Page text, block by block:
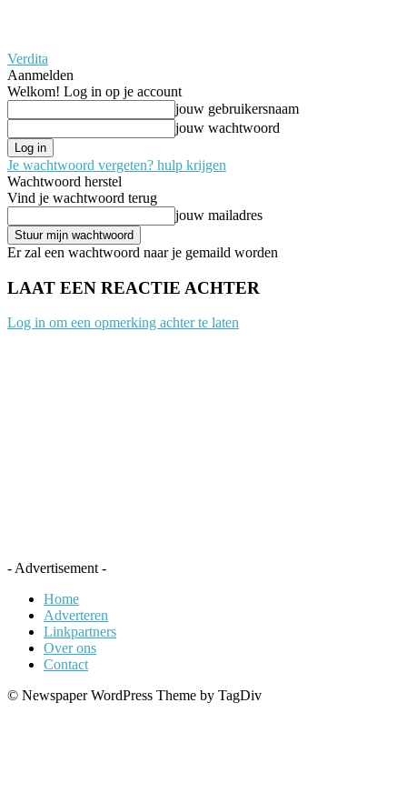
Verdita
Aanmelden
Welkom! Log in op je account
jouw gebruikersnaam
jouw wachtwoord
Je wachtwoord vergeten? hulp krijgen
Wachtwoord herstel
Vind je wachtwoord terug
jouw mailadres
Er zal een wachtwoord naar je gemaild worden
LAAT EEN REACTIE ACHTER
Log in om een opmerking achter te laten
- Advertisement -
Home
Adverteren
Linkpartners
Over ons
Contact
© Newspaper WordPress Theme by TagDiv